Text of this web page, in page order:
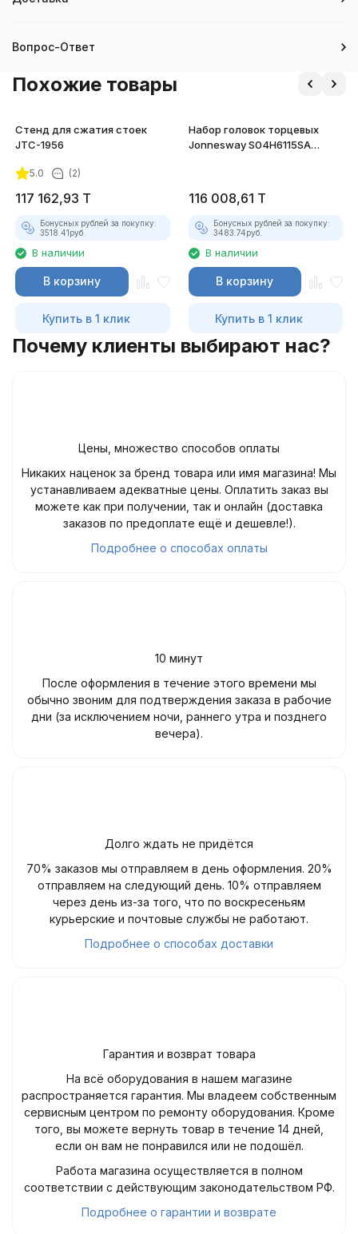
Вопрос-Ответ
Похожие товары
Стенд для сжатия стоек
JTC-1956
5.0 (2)
117 162,93 T
Бонусных рублей за покупку:
3518.41руб.
В наличии
В корзину
Купить в 1 клик
Набор головок торцевых
Jonnesway S04H6115SA
116 008,61 T
Бонусных рублей за покупку:
3483.74руб.
В наличии
В корзину
Купить в 1 клик
Почему клиенты выбирают нас?
Цены, множество способов оплаты
Никаких наценок за бренд товара или имя магазина! Мы
устанавливаем адекватные цены. Оплатить заказ вы
можете как при получении, так и онлайн (доставка
заказов по предоплате ещё и дешевле!).
Подробнее о способах оплаты
10 минут
После оформления в течение этого времени мы
обычно звоним для подтверждения заказа в рабочие
дни (за исключением ночи, раннего утра и позднего
вечера).
Долго ждать не придётся
70% заказов мы отправляем в день оформления. 20%
отправляем на следующий день. 10% отправляем
через день из-за того, что по воскресеньям
курьерские и почтовые службы не работают.
Подробнее о способах доставки
Гарантия и возврат товара
На всё оборудования в нашем магазине
распространяется гарантия. Мы владеем собственным
сервисным центром по ремонту оборудования. Кроме
того, вы можете вернуть товар в течение 14 дней,
если он вам не понравился или не подошёл.
Работа магазина осуществляется в полном
соответствии с действующим законодательством РФ.
Подробнее о гарантии и возврате